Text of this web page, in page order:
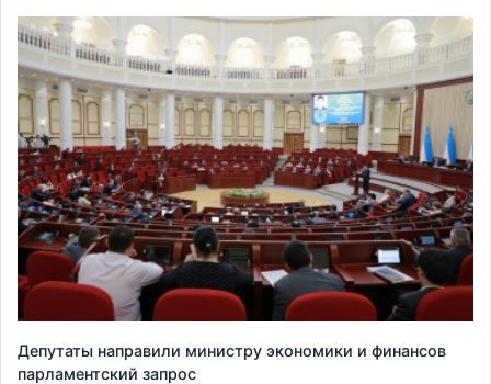
Депутаты направили министру экономики и финансов
парламентский запрос